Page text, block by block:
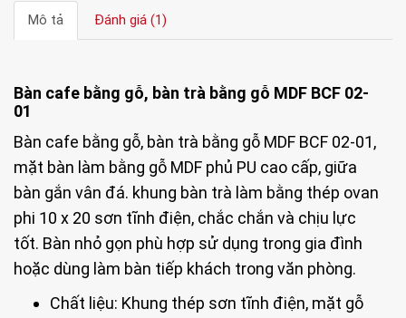
Mô tả Đánh giá (1)
Bàn cafe bằng gỗ, bàn trà bằng gỗ MDF BCF 02-
01
Bàn cafe bằng gỗ, bàn trà bằng gỗ MDF BCF 02-01,
mặt bàn làm bằng gỗ MDF phủ PU cao cấp, giữa
bàn gắn vân đá. khung bàn trà làm bằng thép ovan
phi 10 x 20 sơn tĩnh điện, chắc chắn và chịu lực
tốt. Bàn nhỏ gọn phù hợp sử dụng trong gia đình
hoặc dùng làm bàn tiếp khách trong văn phòng.
Chất liệu: Khung thép sơn tĩnh điện, mặt gỗ